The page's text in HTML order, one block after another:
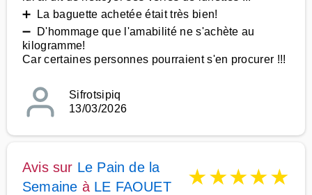
➕ La baguette achetée était très bien!
➖ D'hommage que l'amabilité ne s'achète au
kilogramme!
Car certaines personnes pourraient s'en procurer !!!
Sifrotsipiq
13/03/2026
Avis sur Le Pain de la
Semaine à LE FAOUET ★★★★★